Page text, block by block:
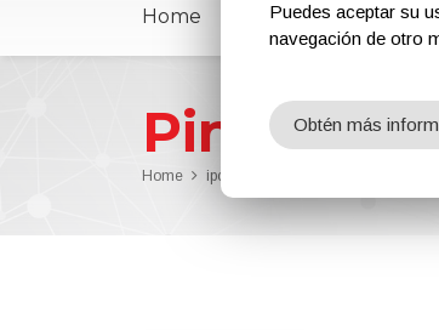
Home ipcmPedia
Pinturas
Home ipcmPedia
Puedes aceptar su
navegación de otro
Obtén más